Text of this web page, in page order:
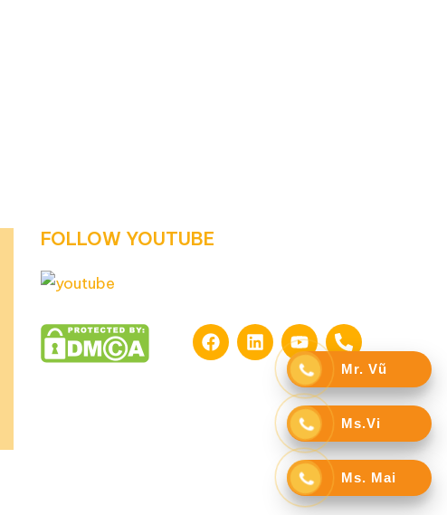
FOLLOW YOUTUBE
CHÍNH SÁCH BẢO MẬT
Mr. Vũ
Ms.Vi
Ms. Mai